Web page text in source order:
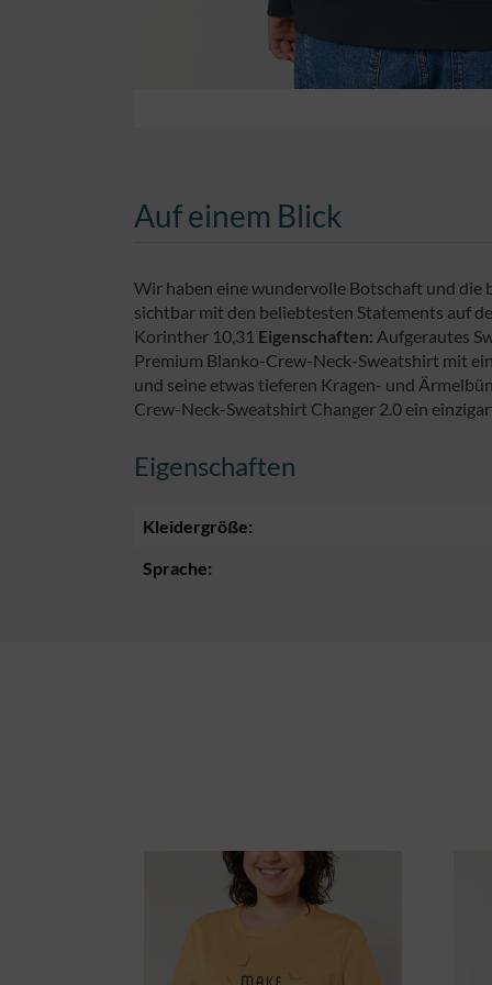
Auf einem Blick
Wir haben eine wundervolle Botschaft und die
sichtbar mit den beliebtesten Statements auf
Korinther 10,31 Eigenschaften: Aufgerautes
Premium Blanko-Crew-Neck-Sweatshirt mit
und seine etwas tieferen Kragen- und
Crew-Neck-Sweatshirt Changer 2.0 ein
Eigenschaften
Kleidergröße:
Sprache: